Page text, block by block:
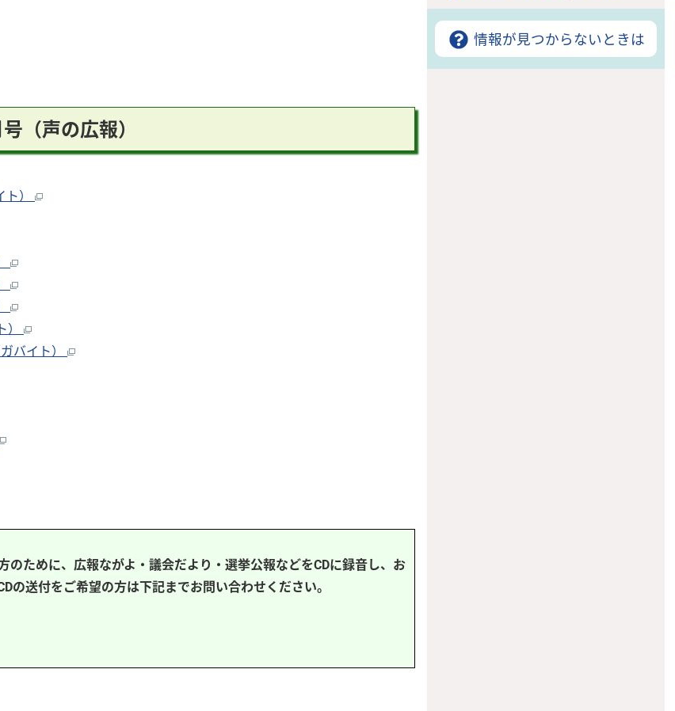
（声の広報）
）
）
バイト）
ために、広報ながよ・議会だより・選挙公報などをCDに録音し、お
の送付をご希望の方は下記までお問い合わせください。
情報が見つからないときは